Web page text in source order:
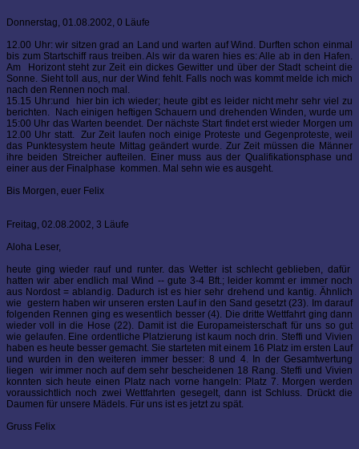
Donnerstag, 01.08.2002, 0 Läufe
12.00 Uhr: wir sitzen grad an Land und warten auf Wind. Durften schon einmal
bis zum Startschiff raus treiben. Als wir da waren hies es: Alle ab in den Hafen.
Am Horizont steht zur Zeit ein dickes Gewitter und über der Stadt scheint die
Sonne. Sieht toll aus, nur der Wind fehlt. Falls noch was kommt melde ich mich
nach den Rennen noch mal.
15.15 Uhr:und hier bin ich wieder; heute gibt es leider nicht mehr sehr viel zu
berichten. Nach einigen heftigen Schauern und drehenden Winden, wurde um
15:00 Uhr das Warten beendet. Der nächste Start findet erst wieder Morgen um
12.00 Uhr statt. Zur Zeit laufen noch einige Proteste und Gegenproteste, weil
das Punktesystem heute Mittag geändert wurde. Zur Zeit müssen die Männer
ihre beiden Streicher aufteilen. Einer muss aus der Qualifikationsphase und
einer aus der Finalphase kommen. Mal sehn wie es ausgeht.
Bis Morgen, euer Felix
Freitag, 02.08.2002, 3 Läufe
Aloha Leser,
heute ging wieder rauf und runter. das Wetter ist schlecht geblieben, dafür
hatten wir aber endlich mal Wind -- gute 3-4 Bft.; leider kommt er immer noch
aus Nordost = ablandig. Dadurch ist es hier sehr drehend und kantig. Ähnlich
wie gestern haben wir unseren ersten Lauf in den Sand gesetzt (23). Im darauf
folgenden Rennen ging es wesentlich besser (4). Die dritte Wettfahrt ging dann
wieder voll in die Hose (22). Damit ist die Europameisterschaft für uns so gut
wie gelaufen. Eine ordentliche Platzierung ist kaum noch drin. Steffi und Vivien
haben es heute besser gemacht. Sie starteten mit einem 16 Platz im ersten Lauf
und wurden in den weiteren immer besser: 8 und 4. In der Gesamtwertung
liegen wir immer noch auf dem sehr bescheidenen 18 Rang. Steffi und Vivien
konnten sich heute einen Platz nach vorne hangeln: Platz 7. Morgen werden
voraussichtlich noch zwei Wettfahrten gesegelt, dann ist Schluss. Drückt die
Daumen für unsere Mädels. Für uns ist es jetzt zu spät.
Gruss Felix